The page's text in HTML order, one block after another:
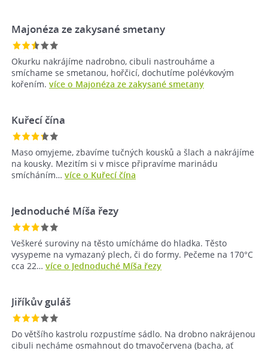
Majonéza ze zakysané smetany
Okurku nakrájíme nadrobno, cibuli nastrouháme a
smíchame se smetanou, hořčicí, dochutíme polévkovým
kořením. více o Majonéza ze zakysané smetany
Kuřecí čína
Maso omyjeme, zbavíme tučných kousků a šlach a nakrájíme
na kousky. Mezitím si v misce připravíme marinádu
smícháním… více o Kuřecí čína
Jednoduché Míša řezy
Veškeré suroviny na těsto umícháme do hladka. Těsto
vysypeme na vymazaný plech, či do formy. Pečeme na 170°C
cca 22… více o Jednoduché Míša řezy
Jiříkův guláš
Do většího kastrolu rozpustíme sádlo. Na drobno nakrájenou
cibuli necháme osmahnout do tmavočervena (bacha, ať